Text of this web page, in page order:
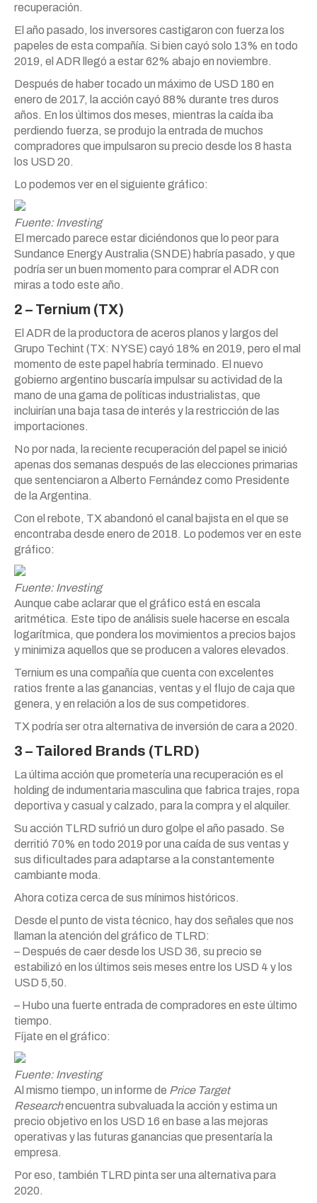
recuperación.
El año pasado, los inversores castigaron con fuerza los
papeles de esta compañía. Si bien cayó solo 13% en todo
2019, el ADR llegó a estar 62% abajo en noviembre.
Después de haber tocado un máximo de USD 180 en
enero de 2017, la acción cayó 88% durante tres duros
años. En los últimos dos meses, mientras la caída iba
perdiendo fuerza, se produjo la entrada de muchos
compradores que impulsaron su precio desde los 8 hasta
los USD 20.
Lo podemos ver en el siguiente gráfico:
Fuente: Investing
El mercado parece estar diciéndonos que lo peor para
Sundance Energy Australia (SNDE) habría pasado, y que
podría ser un buen momento para comprar el ADR con
miras a todo este año.
2 – Ternium (TX)
El ADR de la productora de aceros planos y largos del
Grupo Techint (TX: NYSE) cayó 18% en 2019, pero el mal
momento de este papel habría terminado. El nuevo
gobierno argentino buscaría impulsar su actividad de la
mano de una gama de políticas industrialistas, que
incluirían una baja tasa de interés y la restricción de las
importaciones.
No por nada, la reciente recuperación del papel se inició
apenas dos semanas después de las elecciones primarias
que sentenciaron a Alberto Fernández como Presidente
de la Argentina.
Con el rebote, TX abandonó el canal bajista en el que se
encontraba desde enero de 2018. Lo podemos ver en este
gráfico:
Fuente: Investing
Aunque cabe aclarar que el gráfico está en escala
aritmética. Este tipo de análisis suele hacerse en escala
logarítmica, que pondera los movimientos a precios bajos
y minimiza aquellos que se producen a valores elevados.
Ternium es una compañía que cuenta con excelentes
ratios frente a las ganancias, ventas y el flujo de caja que
genera, y en relación a los de sus competidores.
TX podría ser otra alternativa de inversión de cara a 2020.
3 – Tailored Brands (TLRD)
La última acción que prometería una recuperación es el
holding de indumentaria masculina que fabrica trajes, ropa
deportiva y casual y calzado, para la compra y el alquiler.
Su acción TLRD sufrió un duro golpe el año pasado. Se
derritió 70% en todo 2019 por una caída de sus ventas y
sus dificultades para adaptarse a la constantemente
cambiante moda.
Ahora cotiza cerca de sus mínimos históricos.
Desde el punto de vista técnico, hay dos señales que nos
llaman la atención del gráfico de TLRD:
– Después de caer desde los USD 36, su precio se
estabilizó en los últimos seis meses entre los USD 4 y los
USD 5,50.
– Hubo una fuerte entrada de compradores en este último
tiempo.
Fíjate en el gráfico:
Fuente: Investing
Al mismo tiempo, un informe de Price Target
Researchencuentra subvaluada la acción y estima un
precio objetivo en los USD 16 en base a las mejoras
operativas y las futuras ganancias que presentaría la
empresa.
Por eso, también TLRD pinta ser una alternativa para
2020.